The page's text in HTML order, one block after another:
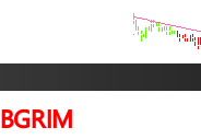
BGRIM